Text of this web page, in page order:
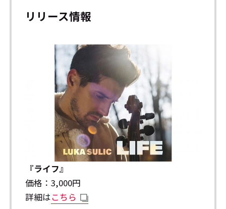
リリース情報
『ライフ』
価格：3,000円
詳細はこちら